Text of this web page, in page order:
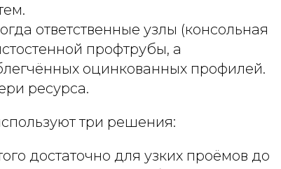
ответственные узлы (консольная
профтрубы, а
оцинкованных профилей.
ресурса.
три решения:
достаточно для узких проёмов до